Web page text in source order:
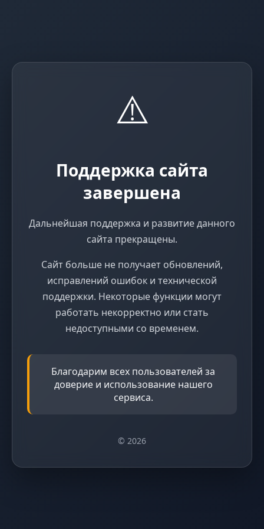
⚠️
Поддержка сайта
завершена
Дальнейшая поддержка и развитие данного
сайта прекращены.
Сайт больше не получает обновлений,
исправлений ошибок и технической
поддержки. Некоторые функции могут
работать некорректно или стать
недоступными со временем.
Благодарим всех пользователей за
доверие и использование нашего
сервиса.
© 2026